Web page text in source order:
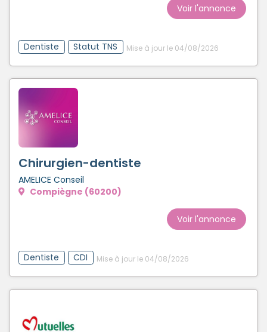
Voir l'annonce
Dentiste Statut TNS Mise à jour le 04/08/2026
Chirurgien-dentiste
AMELICE Conseil
Compiègne (60200)
Voir l'annonce
Dentiste CDI Mise à jour le 04/08/2026